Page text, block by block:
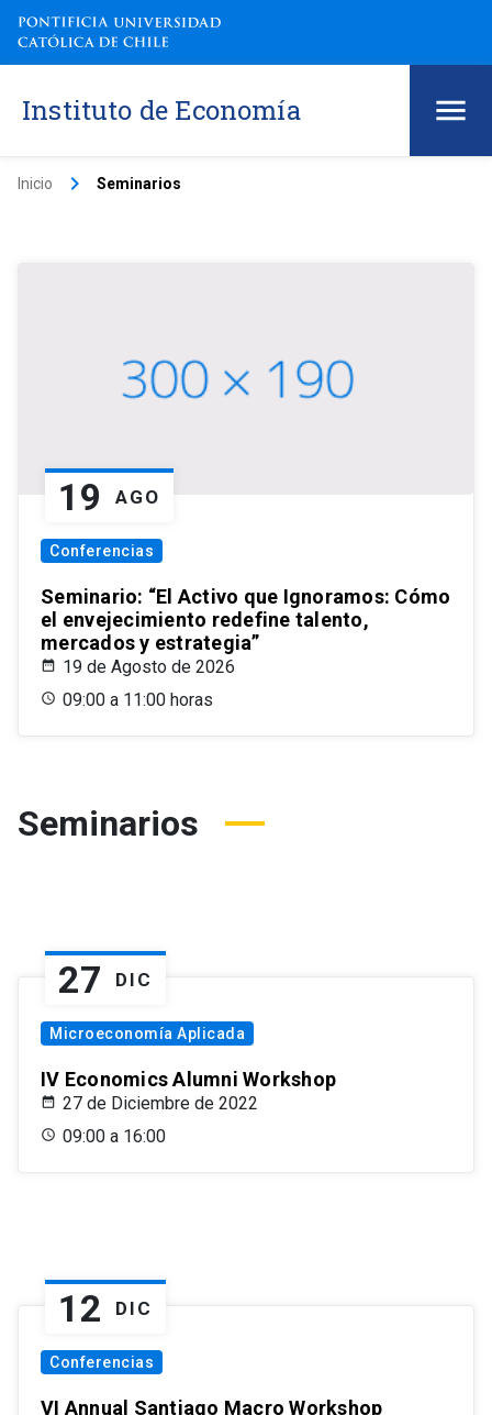
Instituto de Economía
Inicio keyboard_arrow_right Seminarios
19 AGO
Conferencias
Seminario: “El Activo que Ignoramos: Cómo
el envejecimiento redefine talento,
mercados y estrategia”
19 de Agosto de 2026
09:00 a 11:00 horas
Seminarios
27 DIC
Microeconomía Aplicada
IV Economics Alumni Workshop
27 de Diciembre de 2022
09:00 a 16:00
12 DIC
Conferencias
VI Annual Santiago Macro Workshop